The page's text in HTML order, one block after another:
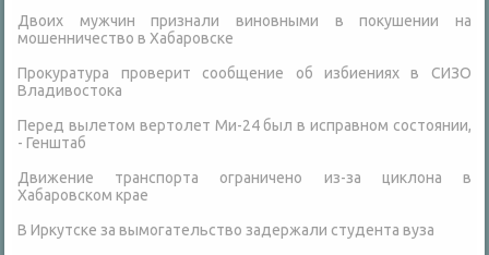
Двоих мужчин признали виновными в покушении на
мошенничество в Хабаровске
Прокуратура проверит сообщение об избиениях в СИЗО
Владивостока
Перед вылетом вертолет Ми-24 был в исправном состоянии,
- Генштаб
Движение транспорта ограничено из-за циклона в
Хабаровском крае
В Иркутске за вымогательство задержали студента вуза